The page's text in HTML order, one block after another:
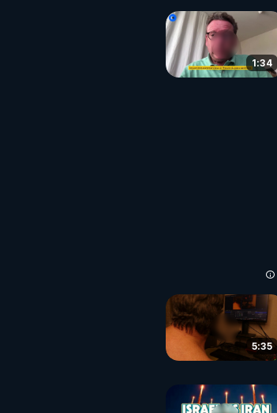
1:34
5:35